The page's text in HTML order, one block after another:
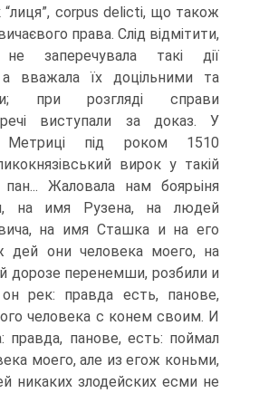
“лиця”, corpus delicti, що також
права. Слід відмітити,
заперечувала такі дії
а вважала їх доцільними та
при розгляді справи
речі виступали за доказ. У
Метриці під роком 1510
вирок у такій
пан... Жаловала нам боярьіня
на имя Рузена, на людей
на имя Сташка и на его
дей они человека моего, на
дорозе перенемши, розбили и
рек: правда есть, панове,
человека с конем своим. И
правда, панове, есть: поймал
моего, але из егож коньми,
никаких злодейских есми не